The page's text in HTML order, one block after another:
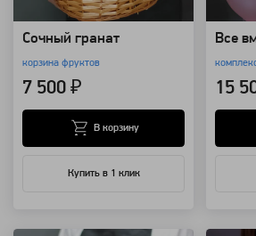
Сочный гранат
корзина фруктов
7 500 ₽
Купить в 1 клик
В корзину
Все
15